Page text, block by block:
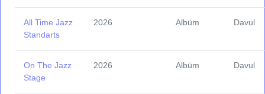
All Time Jazz
Standarts
2026 Albüm Davul
On The Jazz
Stage
2026 Albüm Davul